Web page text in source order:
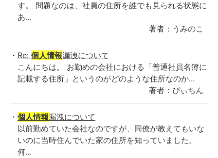
す。 問題なのは、社員の住所を誰でも見られる状態に
あ...
著者：うみのこ
Re: 個人情報漏洩について
こんにちは。 お勤めの会社における「普通社員名簿に
記載する住所」というのがどのような住所なのか...
著者：ぴぃちん
個人情報漏洩について
以前勤めていた会社なのですが、同僚が教えてもいな
いのに当時住んでいた家の住所を知っていました。
何...